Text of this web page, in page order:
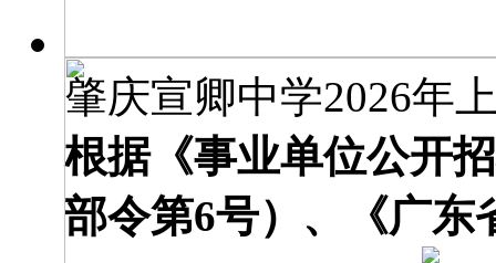
肇庆宣卿中学2026年
根据《事业单位公开
部令第6号）、《广东